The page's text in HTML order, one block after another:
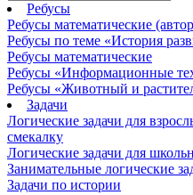
Ребусы
Ребусы математические
Ребусы по теме «История
Ребусы математические
Ребусы «Информационные
Ребусы «Животный и
Задачи
Логические задачи для
смекалку
Логические задачи для
Занимательные логические
Задачи по истории